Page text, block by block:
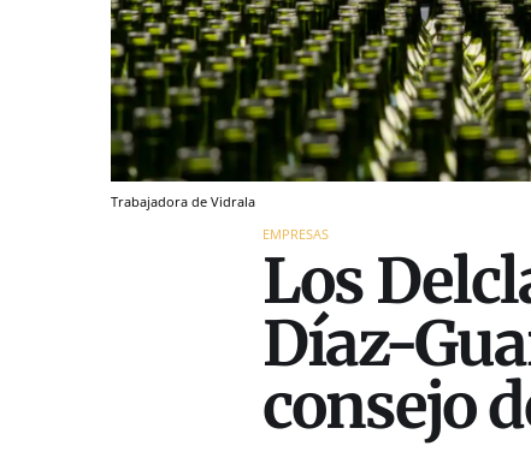
Trabajadora de Vidrala
EMPRESAS
Los
Díaz-
consejo